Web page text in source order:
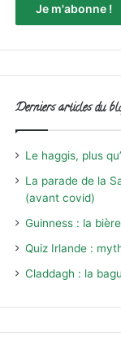
Derniers articles du
Le haggis, plus
La parade de la
(avant covid)
Guinness : la
Quiz Irlande :
Claddagh : la